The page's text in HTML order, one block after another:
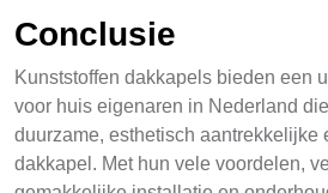
Conclusie
Kunststoffen dakkapels bieden een
voor huis eigenaren in Nederland
duurzame, esthetisch aantrekkelijke
dakkapel. Met hun vele voordelen,